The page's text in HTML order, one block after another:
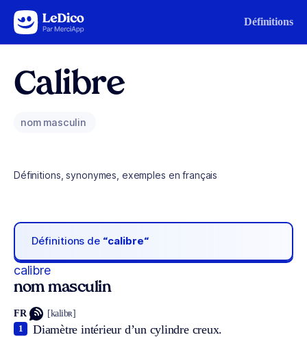
Aller au contenu Définitions
Calibre
nom masculin
Définitions, synonymes, exemples en français
Définitions de “calibre“
calibre
nom masculin
FR [kalibʀ]
Diamètre intérieur d’un cylindre creux.
1